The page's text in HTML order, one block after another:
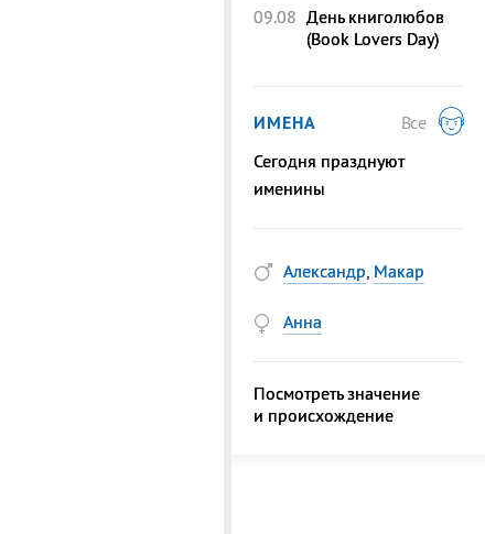
09.08 День книголюбов
(Book Lovers Day)
ИМЕНА
Все
Сегодня празднуют
именины
Александр, Макар
Анна
Посмотреть значение
и происхождение